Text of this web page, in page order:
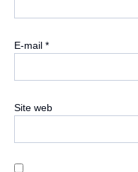
E-mail *
Site web